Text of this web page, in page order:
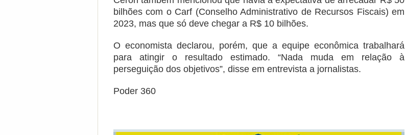
bilhões com o Carf (Conselho Administrativo de Recursos Fiscais) em
2023, mas que só deve chegar a R$ 10 bilhões.
O economista declarou, porém, que a equipe econômica trabalhará
para atingir o resultado estimado. “Nada muda em relação à
perseguição dos objetivos”, disse em entrevista a jornalistas.
Poder 360